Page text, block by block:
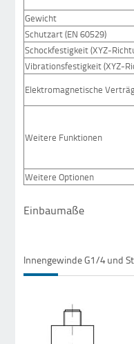
Gewicht
Schutzart (EN 60529)
Schockfestigkeit (XYZ-
Vibrationsfestigkeit (XYZ-
Elektromagnetische
Weitere Funktionen
Weitere Optionen
Einbaumaße
Innengewinde G1/4 und